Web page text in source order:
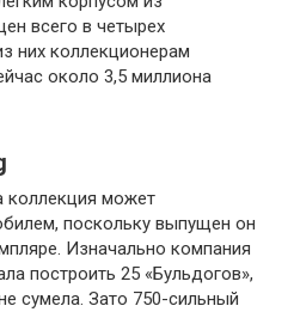
всего в четырех
них коллекционерам
около 3,5 миллиона
коллекция может
поскольку выпущен он
Изначально компания
построить 25 «Бульдогов»,
сумела. Зато 750-сильный